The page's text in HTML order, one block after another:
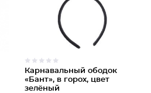
Карнавальный ободок
«Бант», в горох, цвет
зелёный